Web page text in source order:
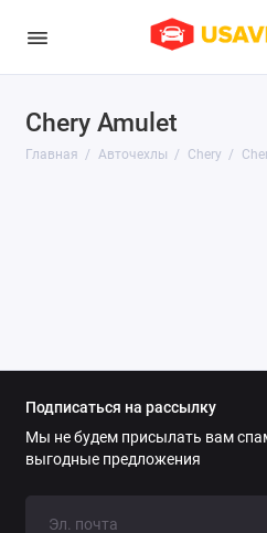
Chery Amulet
Главная Авточехлы Chery
Audi
Changan
Chery
Chevrolet
Chrysler
Подписаться на рассылку
Мы не будем присылать вам
выгодные предложения